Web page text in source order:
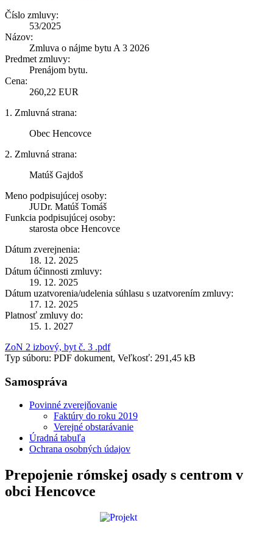
Číslo zmluvy:
53/2025
Názov:
Zmluva o nájme bytu A 3 2026
Predmet zmluvy:
Prenájom bytu.
Cena:
260,22 EUR
1. Zmluvná strana:
Obec Hencovce
2. Zmluvná strana:
Matúš Gajdoš
Meno podpisujúcej osoby:
JUDr. Matúš Tomáš
Funkcia podpisujúcej osoby:
starosta obce Hencovce
Dátum zverejnenia:
18. 12. 2025
Dátum účinnosti zmluvy:
19. 12. 2025
Dátum uzatvorenia/udelenia súhlasu s uzatvorením zmluvy:
17. 12. 2025
Platnosť zmluvy do:
15. 1. 2027
ZoN 2 izbový, byt č. 3 .pdf
Typ súboru: PDF dokument, Veľkosť: 291,45 kB
Samospráva
Povinné zverejňovanie
Faktúry do roku 2019
Verejné obstarávanie
Úradná tabuľa
Ochrana osobných údajov
Prepojenie rómskej osady s centrom v
obci Hencovce